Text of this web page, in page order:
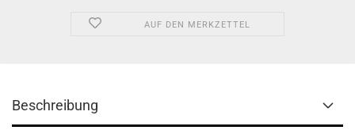
AUF DEN MERKZETTEL
Beschreibung